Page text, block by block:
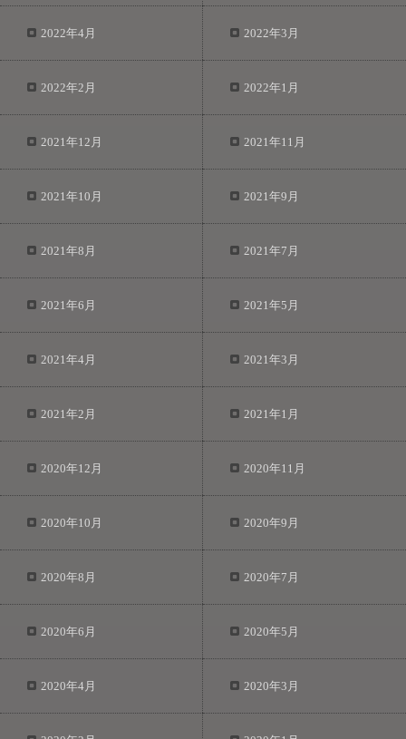
2022年4月 2022年3月
2022年2月 2022年1月
2021年12月 2021年11月
2021年10月 2021年9月
2021年8月 2021年7月
2021年6月 2021年5月
2021年4月 2021年3月
2021年2月 2021年1月
2020年12月 2020年11月
2020年10月 2020年9月
2020年8月 2020年7月
2020年6月 2020年5月
2020年4月 2020年3月